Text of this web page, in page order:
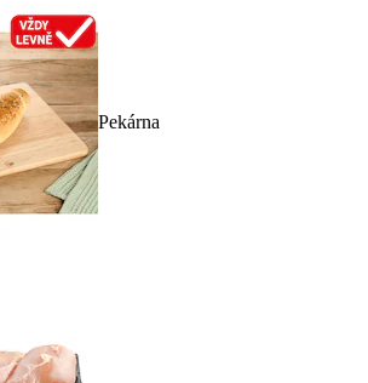
Pekárna